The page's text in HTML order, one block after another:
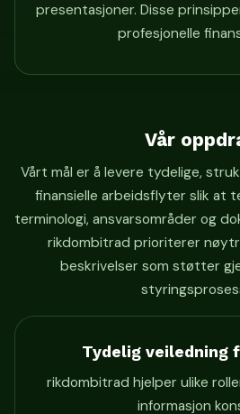
presentasjoner. Disse
profesjonelle
Vår
Vårt mål er å levere tydelige,
finansielle arbeidsflyter slik at
terminologi, ansvarsområder og
rikdombitrad prioriterer
beskrivelser som støtter
Tydelig veiledning
rikdombitrad hjelper ulike
informasjon